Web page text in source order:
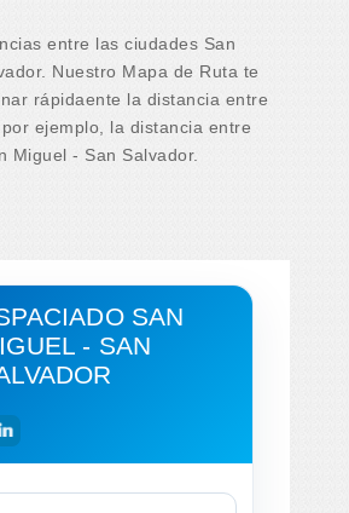
entre las ciudades San
Nuestro Mapa de Ruta te
rápidaente la distancia entre
ejemplo, la distancia entre
Miguel - San Salvador.
SAN
- SAN